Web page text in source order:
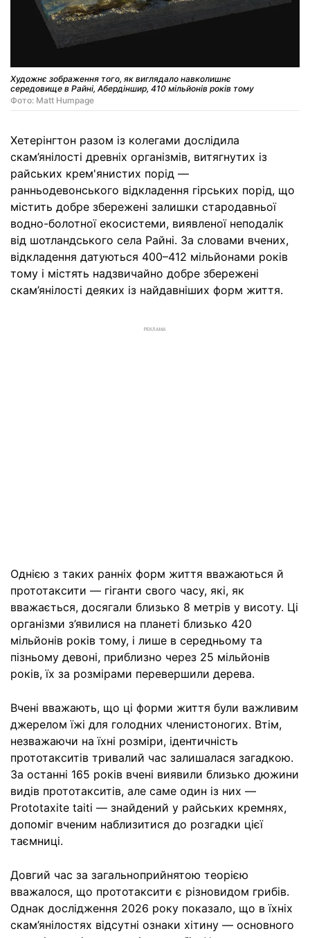
Художнє зображення того, як виглядало навколишнє
середовище в Райні, Абердіншир, 410 мільйонів років тому
Фото: Matt Humpage
Хетерінгтон разом із колегами дослідила
скам’янілості древніх організмів, витягнутих із
райських крем'янистих порід —
ранньодевонського відкладення гірських порід, що
містить добре збережені залишки стародавньої
водно-болотної екосистеми, виявленої неподалік
від шотландського села Райні. За словами вчених,
відкладення датуються 400–412 мільйонами років
тому і містять надзвичайно добре збережені
скам’янілості деяких із найдавніших форм життя.
РЕКЛАМА
Однією з таких ранніх форм життя вважаються й
прототаксити — гіганти свого часу, які, як
вважається, досягали близько 8 метрів у висоту. Ці
організми з’явилися на планеті близько 420
мільйонів років тому, і лише в середньому та
пізньому девоні, приблизно через 25 мільйонів
років, їх за розмірами перевершили дерева.
Вчені вважають, що ці форми життя були важливим
джерелом їжі для голодних членистоногих. Втім,
незважаючи на їхні розміри, ідентичність
прототакситів тривалий час залишалася загадкою.
За останні 165 років вчені виявили близько дюжини
видів прототакситів, але саме один із них —
Prototaxite taiti — знайдений у райських кремнях,
допоміг вченим наблизитися до розгадки цієї
таємниці.
Довгий час за загальноприйнятою теорією
вважалося, що прототаксити є різновидом грибів.
Однак дослідження 2026 року показало, що в їхніх
скам’янілостях відсутні ознаки хітину — основного